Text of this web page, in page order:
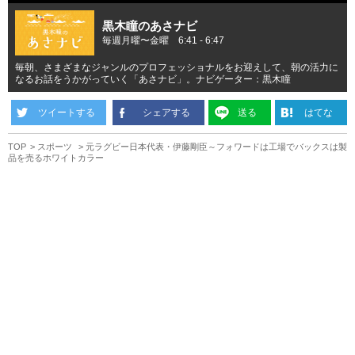
黒木瞳のあさナビ
毎週月曜〜金曜 6:41 - 6:47
毎朝、さまざまなジャンルのプロフェッショナルをお迎えして、朝の活力に
なるお話をうかがっていく「あさナビ」。ナビゲーター：黒木瞳
ツイートする シェアする 送る はてな
TOP スポーツ
元ラグビー日本代表・伊藤剛臣～フォワードは工場でバックスは製
品を売るホワイトカラー